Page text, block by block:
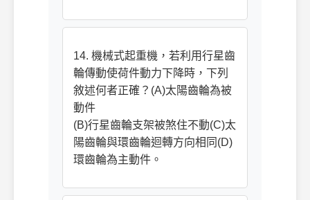
14. 機械式起重機，若利用行星齒
輪傳動使荷件動力下降時，下列
敘述何者正確？(A)太陽齒輪為被
動件
(B)行星齒輪支架被煞住不動(C)太
陽齒輪與環齒輪迴轉方向相同(D)
環齒輪為主動件。